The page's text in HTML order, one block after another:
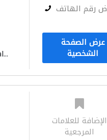
رقم الهاتف
عرض الصفحة
الشخصية
الإضافة للعلامات
المرجعية